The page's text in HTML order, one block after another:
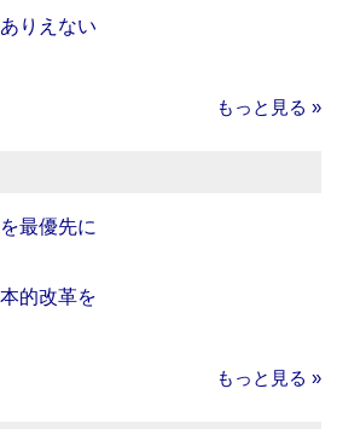
りえない
もっと見る »
最優先に
的改革を
もっと見る »